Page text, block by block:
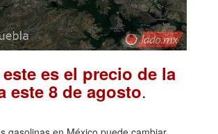
es el precio de la
este 8 de agosto.